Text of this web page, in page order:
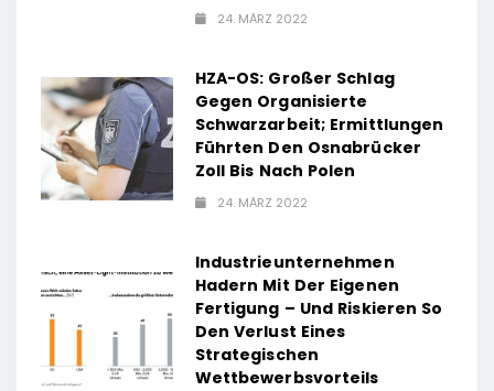
24. MÄRZ 2022
HZA-OS: Großer Schlag
Gegen Organisierte
Schwarzarbeit; Ermittlungen
Führten Den Osnabrücker
Zoll Bis Nach Polen
24. MÄRZ 2022
Industrieunternehmen
Hadern Mit Der Eigenen
Fertigung – Und Riskieren So
Den Verlust Eines
Strategischen
Wettbewerbsvorteils